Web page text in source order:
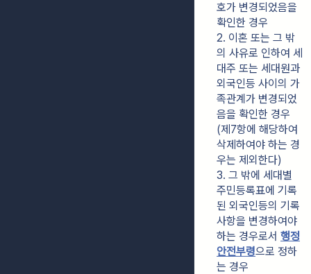
호가 변경되었음을
확인한 경우
2. 이혼 또는 그 밖
의 사유로 인하여 세
대주 또는 세대원과
외국인등 사이의 가
족관계가 변경되었
음을 확인한 경우
(제7항에 해당하여
삭제하여야 하는 경
우는 제외한다)
3. 그 밖에 세대별
주민등록표에 기록
된 외국인등의 기록
사항을 변경하여야
하는 경우로서 행정
안전부령으로 정하
는 경우